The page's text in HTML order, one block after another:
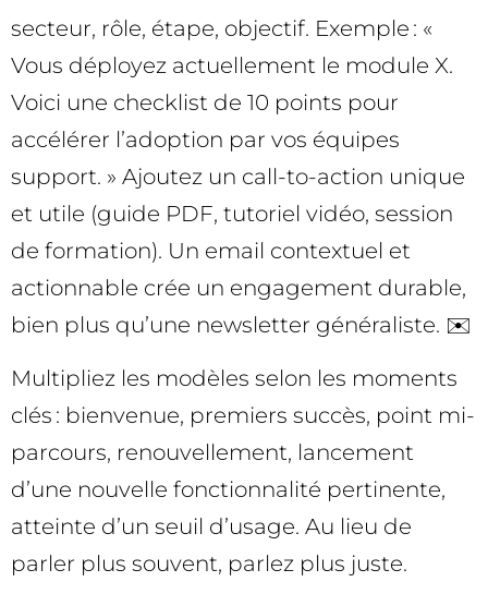
secteur, rôle, étape, objectif. Exemple : «
Vous déployez actuellement le module X.
Voici une checklist de 10 points pour
accélérer l’adoption par vos équipes
support. » Ajoutez un call-to-action unique
et utile (guide PDF, tutoriel vidéo, session
de formation). Un email contextuel et
actionnable crée un engagement durable,
bien plus qu’une newsletter généraliste. ✉️
Multipliez les modèles selon les moments
clés : bienvenue, premiers succès, point mi-
parcours, renouvellement, lancement
d’une nouvelle fonctionnalité pertinente,
atteinte d’un seuil d’usage. Au lieu de
parler plus souvent, parlez plus juste.